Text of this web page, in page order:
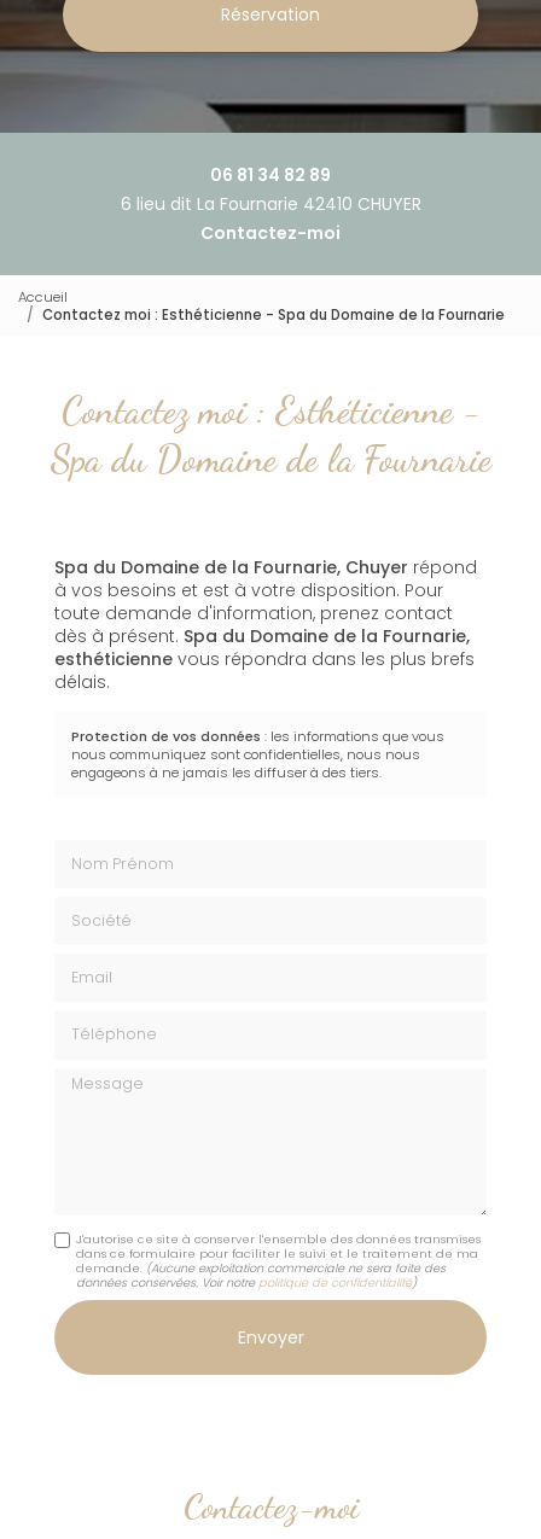
Réservation
06 81 34 82 89
6 lieu dit La Fournarie 42410 CHUYER
Contactez-moi
Accueil
Contactez moi : Esthéticienne - Spa du Domaine de la Fournarie
Contactez moi : Esthéticienne -
Spa du Domaine de la Fournarie
Spa du Domaine de la Fournarie, Chuyer répond
à vos besoins et est à votre disposition. Pour
toute demande d'information, prenez contact
dès à présent. Spa du Domaine de la Fournarie,
esthéticienne vous répondra dans les plus brefs
délais.
Protection de vos données : les informations que vous
nous communiquez sont confidentielles, nous nous
engageons à ne jamais les diffuser à des tiers.
Message
J'autorise ce site à conserver l'ensemble des données transmises
dans ce formulaire pour faciliter le suivi et le traitement de ma
demande. (Aucune exploitation commerciale ne sera faite des
données conservées. Voir notre politique de confidentialité)
Contactez-moi